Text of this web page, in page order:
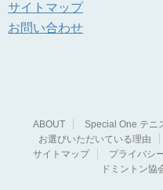
サイトマップ
お問い合わせ
ABOUT
Special One テニ
お選びいただいている理由
サイトマップ
プライバシ
ドミントン協